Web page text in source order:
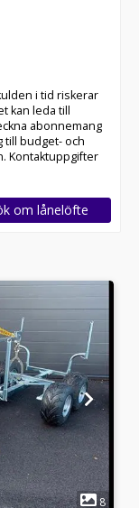
i tid riskerar
kan leda till
abonnemang
till budget- och
Kontaktuppgifter
om lånelöfte
8